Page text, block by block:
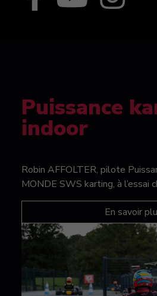
Puissance
indoor
Robin AFFOLTER, pilote
MONDE SWS karting, à l’essai
En savoir